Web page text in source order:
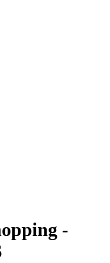
-